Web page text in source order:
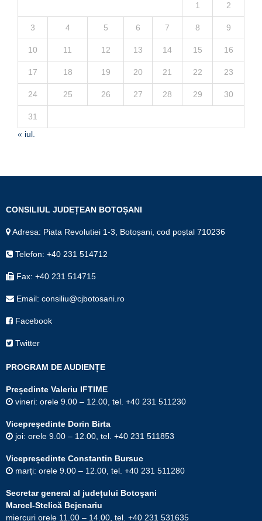
1 2
3 4 5 6 7 8 9
10 11 12 13 14 15 16
17 18 19 20 21 22 23
24 25 26 27 28 29 30
31
« iul.
CONSILIUL JUDEȚEAN BOTOȘANI
Adresa: Piata Revolutiei 1-3, Botoșani, cod poștal 710236
Telefon: +40 231 514712
Fax: +40 231 514715
Email: consiliu@cjbotosani.ro
Facebook
Twitter
PROGRAM DE AUDIENȚE
Președinte Valeriu IFTIME
vineri: orele 9.00 – 12.00, tel. +40 231 511230
Vicepreşedinte Dorin Birta
joi: orele 9.00 – 12.00, tel. +40 231 511853
Vicepreședinte Constantin Bursuc
marți: orele 9.00 – 12.00, tel. +40 231 511280
Secretar general al județului Botoșani
Marcel-Stelică Bejenariu
miercuri orele 11.00 – 14.00, tel. +40 231 531635